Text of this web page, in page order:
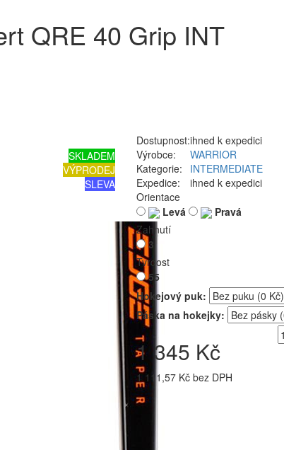
QRE 40 Grip INT
SKLADEM
VÝPRODEJ
SLEVA
Dostupnost:ihned k expedici
Výrobce:
WARRIOR
Kategorie:
INTERMEDIATE
Expedice:
ihned k expedici
Orientace
Levá
Pravá
Zahnutí
3
Tvrdost
55
Hokejový puk:
Páska na hokejky:
1 345 Kč
1 111,57 Kč bez DPH